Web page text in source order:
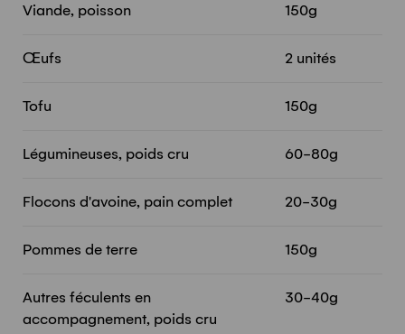
Viande, poisson 150g
Œufs 2 unités
Tofu 150g
Légumineuses, poids cru 60-80g
Flocons d'avoine, pain complet 20-30g
Pommes de terre 150g
Autres féculents en
accompagnement, poids cru
30-40g